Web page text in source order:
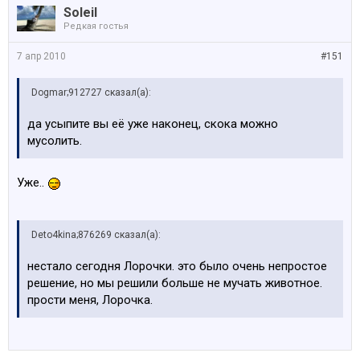
Soleil
Редкая гостья
#151
7 апр 2010
Dogmar;912727 сказал(а):
да усыпите вы её уже наконец, скока можно
мусолить.
Уже..
Deto4kina;876269 сказал(а):
нестало сегодня Лорочки. это было очень непростое
решение, но мы решили больше не мучать животное.
прости меня, Лорочка.